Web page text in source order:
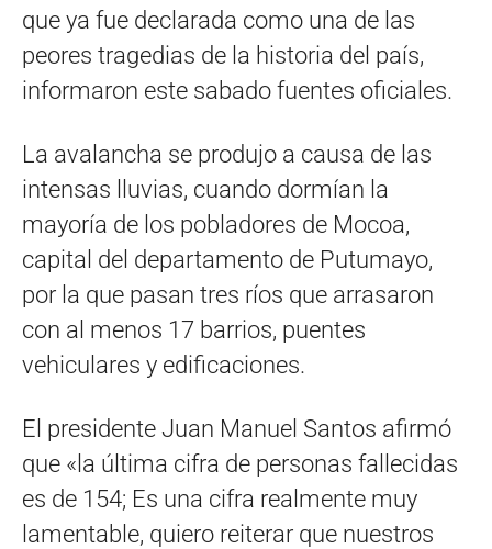
que ya fue declarada como una de las
peores tragedias de la historia del país,
informaron este sabado fuentes oficiales.
La avalancha se produjo a causa de las
intensas lluvias, cuando dormían la
mayoría de los pobladores de Mocoa,
capital del departamento de Putumayo,
por la que pasan tres ríos que arrasaron
con al menos 17 barrios, puentes
vehiculares y edificaciones.
El presidente Juan Manuel Santos afirmó
que «la última cifra de personas fallecidas
es de 154; Es una cifra realmente muy
lamentable, quiero reiterar que nuestros